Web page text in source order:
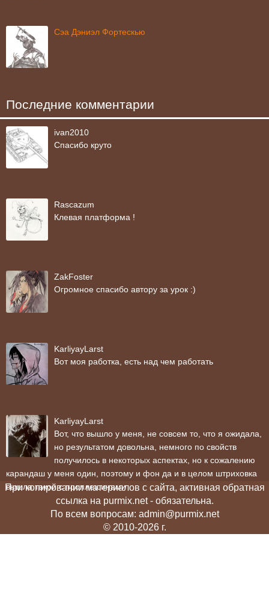
Сэа Дэниэл Фортескью
Последние комментарии
ivan2010
Спасибо круто
Rascazum
Клевая платформа !
ZakFoster
Огромное спасибо автору за урок :)
KarliyayLarst
Вот моя работка, есть над чем работать
KarliyayLarst
Вот, что вышло у меня, не совсем то, что я ожидала,
но результатом довольна, немного по свойств
получилось в некоторых аспектах, но к сожалению
карандаш у меня один, поэтому и фон да и в целом штриховка
вышла такой с проплешинами
При копировании материалов с сайта, активная обратная
ссылка на purmix.net - обязательна.
По всем вопросам: admin@purmix.net
© 2010-2026 г.